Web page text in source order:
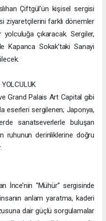
Çiftgül’ün kişisel sergisi
ziyaretçilerini farklı dönemler
yolculuğa çıkaracak. Sergiler,
Kapanca Sokak’taki Sanayi
YOLCULUK
Grand Palais Art Capital gibi
eserleri sergilenen; Japonya,
sanatseverlerle buluşan
ruhunun derinliklerine doğru
İnce’nin “Mühür” sergisinde
anlam yaratma, kaderi
dair güçlü sorgulamalar